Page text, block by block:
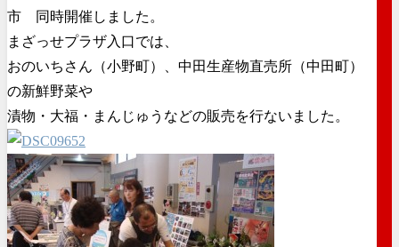
市 同時開催しました。
まざっせプラザ入口では、
おのいちさん（小野町）、中田生産物直売所（中田町）
の新鮮野菜や
漬物・大福・まんじゅうなどの販売を行ないました。